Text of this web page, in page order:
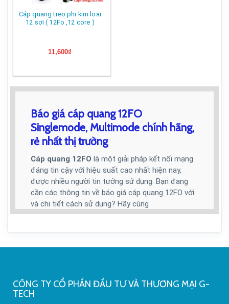
Cáp quang treo phi kim loai
12 sợi ( 12Fo ,12 core )
11,600₫
Báo giá cáp quang 12FO
Singlemode, Multimode chính hãng,
rẻ nhất thị trường
Cáp quang 12FO là một giải pháp kết nối mạng
đáng tin cậy với hiệu suất cao nhất hiện nay,
được nhiều người tin tưởng sử dụng. Bạn đang
cần các thông tin về báo giá cáp quang 12FO với
và chi tiết cách sử dụng? Hãy cùng
Capthongtin.comtìm hiểu ngay trong bài viết
Nhu cầu sử dụng cáp quang 12FO hiện nay rất
cao. Nhiều đơn vị cung cấp hệ thống truyền
CÔNG TY CỔ PHẦN ĐẦU TƯ VÀ THƯƠNG MẠI G-
TECH